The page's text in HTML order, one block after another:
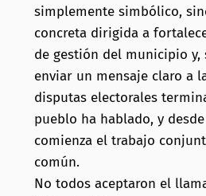
simplemente simbólico,
concreta dirigida a
de gestión del municipio y,
enviar un mensaje claro a
disputas electorales
pueblo ha hablado, y
comienza el trabajo
común.
No todos aceptaron el